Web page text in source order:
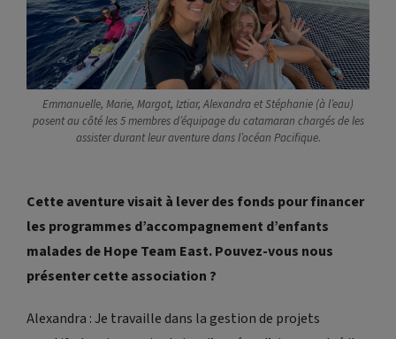
Emmanuelle, Marie, Margot, Iztiar, Alexandra et Stéphanie (à l’eau)
posent au côté les 5 membres d’équipage du catamaran chargés de les
assister durant leur aventure dans l’océan Pacifique.
Cette aventure visait à lever des fonds pour financer
les programmes d’accompagnement d’enfants
malades de Hope Team East. Pouvez-vous nous
présenter cette association ?
Alexandra : Je travaille dans la gestion de projets